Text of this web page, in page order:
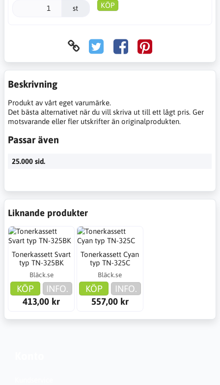
st KÖP
Beskrivning
Produkt av vårt eget varumärke.
Det bästa alternativet när du vill skriva ut till ett lågt pris. Ger
motsvarande eller fler utskrifter än originalprodukten.
Passar även
25.000 sid.
Liknande produkter
Tonerkassett Svart
typ TN-325BK
Bläck.se
KÖP
INFO.
413,00 kr
Tonerkassett Cyan
typ TN-325C
Bläck.se
KÖP
INFO.
557,00 kr